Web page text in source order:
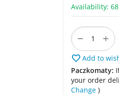
Availability:
+
−
Add to
Paczkomaty:
your order
Change )